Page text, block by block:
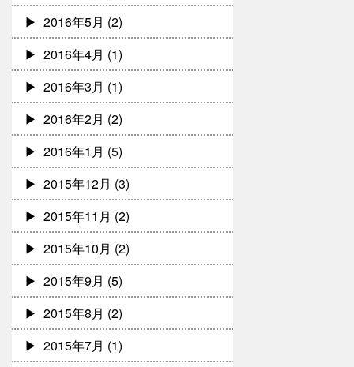
2016年5月 (2)
2016年4月 (1)
2016年3月 (1)
2016年2月 (2)
2016年1月 (5)
2015年12月 (3)
2015年11月 (2)
2015年10月 (2)
2015年9月 (5)
2015年8月 (2)
2015年7月 (1)